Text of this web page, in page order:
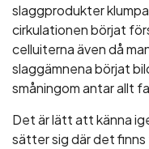
slaggprodukter
cirkulationen börjat
celluiterna även då
slaggämnena börjat
småningom antar allt
Det är lätt att känna
sätter sig där det